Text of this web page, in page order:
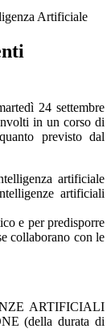
Artificiale
24 settembre
in un corso di
previsto dal
artificiale
artificiali
e per predisporre
collaborano con le
ARTIFICIALI
(della durata di